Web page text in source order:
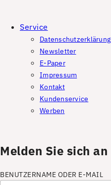
Service
Datenschutzerklärung
Newsletter
E-Paper
Impressum
Kontakt
Kundenservice
Werben
Melden Sie sich an
BENUTZERNAME ODER E-MAIL